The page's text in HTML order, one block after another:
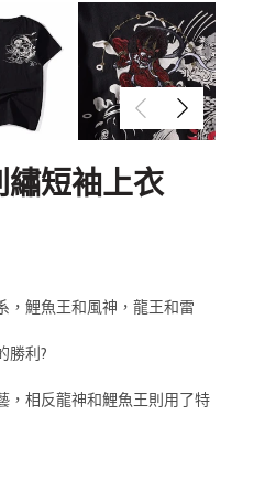
繡短袖上衣
，鯉魚王和風神，龍王和雷
勝利?
，相反龍神和鯉魚王則用了特